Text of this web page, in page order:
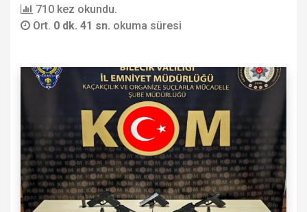
710 kez okundu.
Ort. 0 dk. 41 sn. okuma süresi